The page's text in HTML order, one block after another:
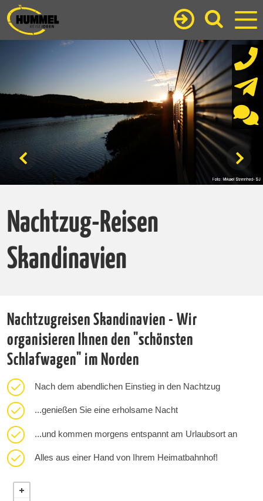
Nachtzug-Reisen
Skandinavien
Nachtzugreisen Skandinavien - Wir
organisieren Ihnen den "schönsten
Schlafwagen" im Norden
Nach dem abendlichen Einstieg in den Nachtzug
...genießen Sie eine erholsame Nacht
...und kommen morgens entspannt am Urlaubsort an
Alles aus einer Hand von Ihrem Heimatbahnhof!